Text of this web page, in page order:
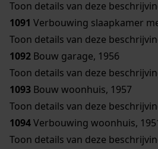
Toon details van deze
1091 Verbouwing slaapkamer
Toon details van deze
1092 Bouw garage, 1956
Toon details van deze
1093 Bouw woonhuis, 1957
Toon details van deze
1094Verbouwing woonhuis,
Toon details van deze